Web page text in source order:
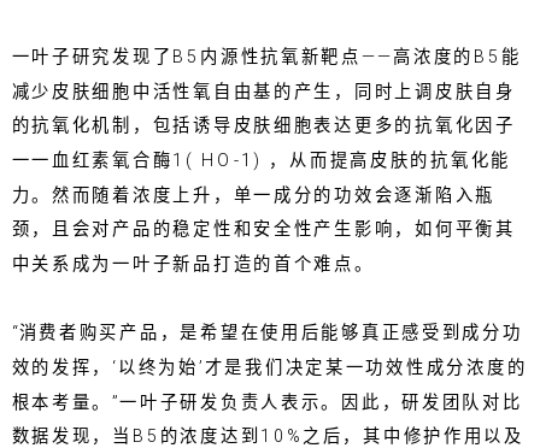
一叶子研究发现了B5内源性抗氧新靶点——高浓度的B5能
减少皮肤细胞中活性氧自由基的产生，同时上调皮肤自身
的抗氧化机制，包括诱导皮肤细胞表达更多的抗氧化因子
一一血红素氧合酶1( HO-1) ，从而提高皮肤的抗氧化能
力。然而随着浓度上升，单一成分的功效会逐渐陷入瓶
颈，且会对产品的稳定性和安全性产生影响，如何平衡其
中关系成为一叶子新品打造的首个难点。
“消费者购买产品，是希望在使用后能够真正感受到成分功
效的发挥，‘以终为始’才是我们决定某一功效性成分浓度的
根本考量。”一叶子研发负责人表示。因此，研发团队对比
数据发现，当B5的浓度达到10%之后，其中修护作用以及